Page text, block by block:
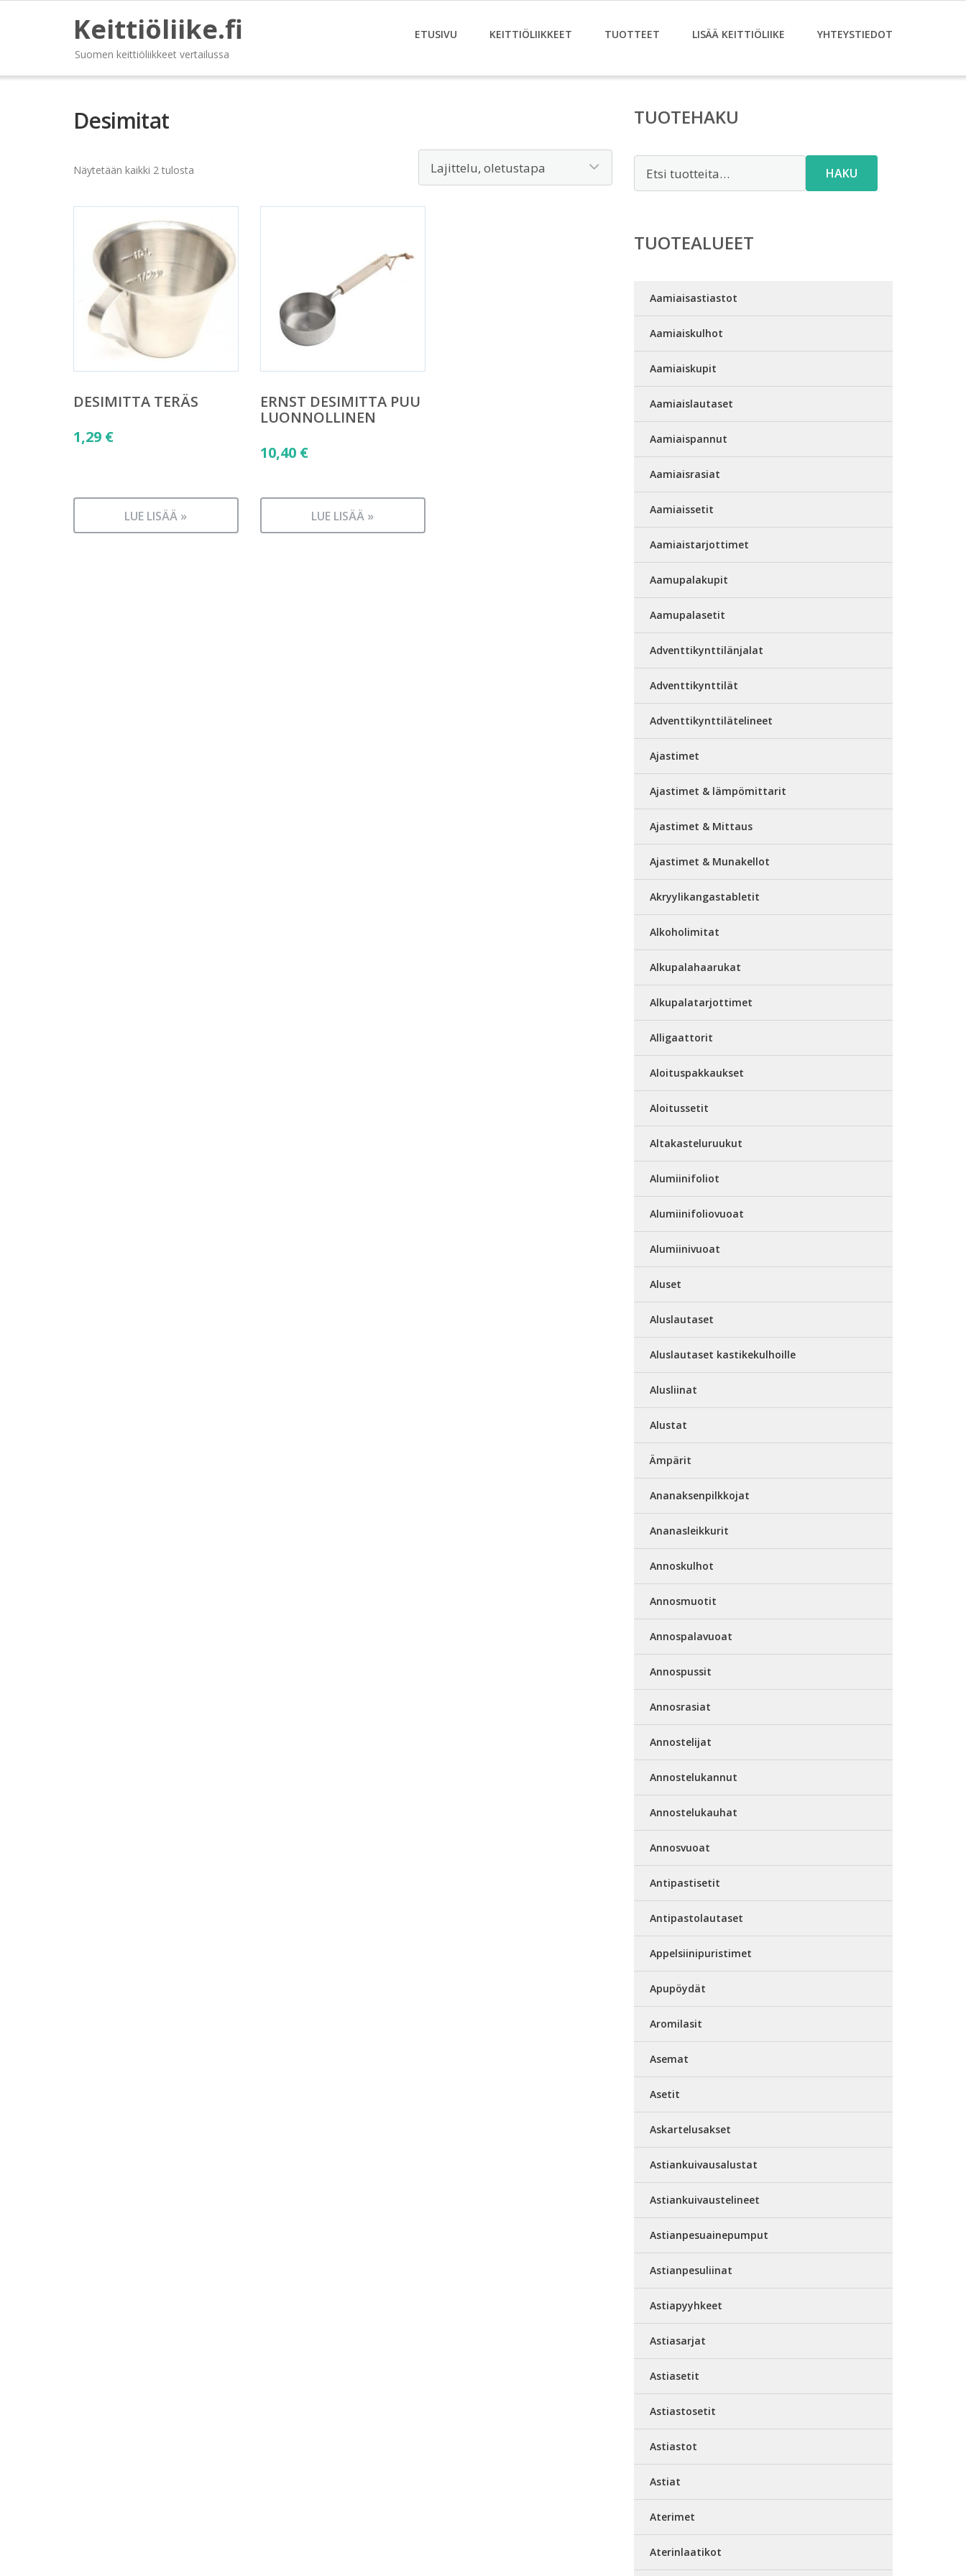
Keittiöliike.fi
Suomen keittiöliikkeet vertailussa
ETUSIVU KEITTIÖLIIKKEET TUOTTEET LISÄÄ KEITTIÖLIIKE YHTEYSTIEDOT
Desimitat
Näytetään kaikki 2 tulosta
DESIMITTA TERÄS
1,29 €
LUE LISÄÄ »
ERNST DESIMITTA PUU
LUONNOLLINEN
10,40 €
LUE LISÄÄ »
TUOTEHAKU
HAKU
TUOTEALUEET
Aamiaisastiastot
Aamiaiskulhot
Aamiaiskupit
Aamiaislautaset
Aamiaispannut
Aamiaisrasiat
Aamiaissetit
Aamiaistarjottimet
Aamupalakupit
Aamupalasetit
Adventtikynttilänjalat
Adventtikynttilät
Adventtikynttilätelineet
Ajastimet
Ajastimet & lämpömittarit
Ajastimet & Mittaus
Ajastimet & Munakellot
Akryylikangastabletit
Alkoholimitat
Alkupalahaarukat
Alkupalatarjottimet
Alligaattorit
Aloituspakkaukset
Aloitussetit
Altakasteluruukut
Alumiinifoliot
Alumiinifoliovuoat
Alumiinivuoat
Aluset
Aluslautaset
Aluslautaset kastikekulhoille
Alusliinat
Alustat
Ämpärit
Ananaksenpilkkojat
Ananasleikkurit
Annoskulhot
Annosmuotit
Annospalavuoat
Annospussit
Annosrasiat
Annostelijat
Annostelukannut
Annostelukauhat
Annosvuoat
Antipastisetit
Antipastolautaset
Appelsiinipuristimet
Apupöydät
Aromilasit
Asemat
Asetit
Askartelusakset
Astiankuivausalustat
Astiankuivaustelineet
Astianpesuainepumput
Astianpesuliinat
Astiapyyhkeet
Astiasarjat
Astiasetit
Astiastosetit
Astiastot
Astiat
Aterimet
Aterinlaatikot